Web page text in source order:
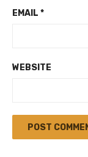
EMAIL *
WEBSITE